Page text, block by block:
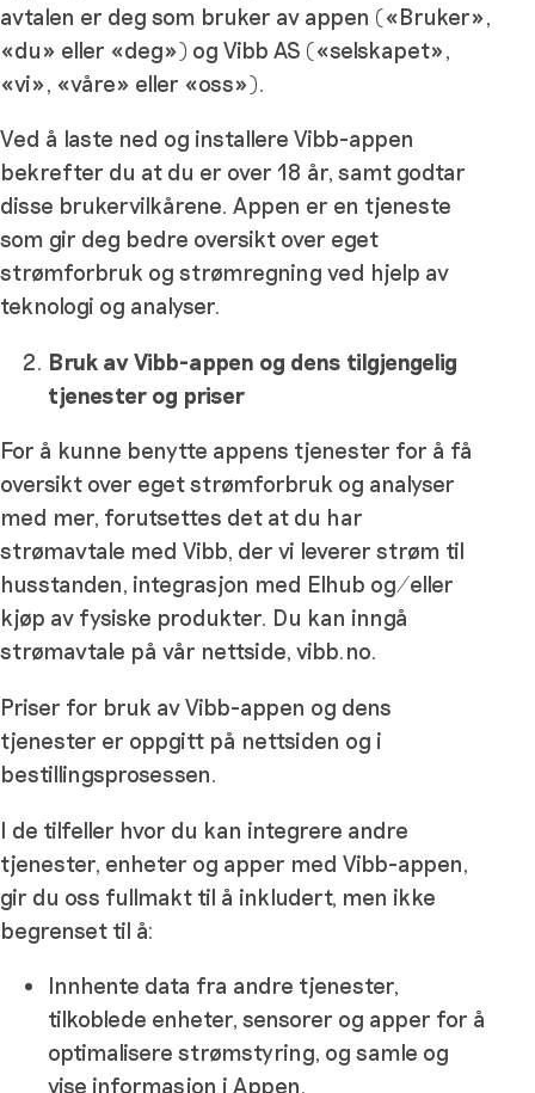
avtalen er deg som bruker av appen («Bruker»,
«du» eller «deg») og Vibb AS («selskapet»,
«vi», «våre» eller «oss»).
Ved å laste ned og installere Vibb-appen
bekrefter du at du er over 18 år, samt godtar
disse brukervilkårene. Appen er en tjeneste
som gir deg bedre oversikt over eget
strømforbruk og strømregning ved hjelp av
teknologi og analyser.
Bruk av Vibb-appen og dens tilgjengelig
tjenester og priser
For å kunne benytte appens tjenester for å få
oversikt over eget strømforbruk og analyser
med mer, forutsettes det at du har
strømavtale med Vibb, der vi leverer strøm til
husstanden, integrasjon med Elhub og/eller
kjøp av fysiske produkter. Du kan inngå
strømavtale på vår nettside, vibb.no.
Priser for bruk av Vibb-appen og dens
tjenester er oppgitt på nettsiden og i
bestillingsprosessen.
I de tilfeller hvor du kan integrere andre
tjenester, enheter og apper med Vibb-appen,
gir du oss fullmakt til å inkludert, men ikke
begrenset til å:
Innhente data fra andre tjenester,
tilkoblede enheter, sensorer og apper for å
optimalisere strømstyring, og samle og
vise informasjon i Appen.